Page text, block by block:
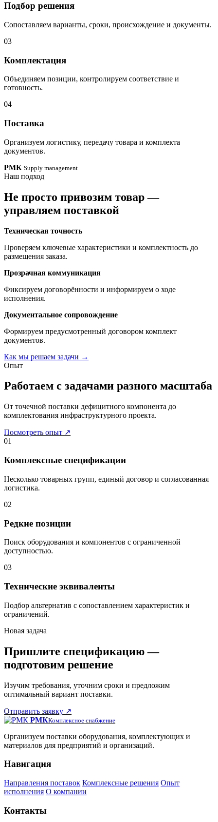
Подбор решения
Сопоставляем варианты, сроки, происхождение и документы.
03
Комплектация
Объединяем позиции, контролируем соответствие и
готовность.
04
Поставка
Организуем логистику, передачу товара и комплекта
документов.
РМК Supply management
Наш подход
Не просто привозим товар —
управляем поставкой
Техническая точность
Проверяем ключевые характеристики и комплектность до
размещения заказа.
Прозрачная коммуникация
Фиксируем договорённости и информируем о ходе
исполнения.
Документальное сопровождение
Формируем предусмотренный договором комплект
документов.
Как мы решаем задачи →
Опыт
Работаем с задачами разного масштаба
От точечной поставки дефицитного компонента до
комплектования инфраструктурного проекта.
Посмотреть опыт ↗
01
Комплексные спецификации
Несколько товарных групп, единый договор и согласованная
логистика.
02
Редкие позиции
Поиск оборудования и компонентов с ограниченной
доступностью.
03
Технические эквиваленты
Подбор альтернатив с сопоставлением характеристик и
ограничений.
Новая задача
Пришлите спецификацию —
подготовим решение
Изучим требования, уточним сроки и предложим
оптимальный вариант поставки.
Отправить заявку ↗
РМККомплексное снабжение
Организуем поставки оборудования, комплектующих и
материалов для предприятий и организаций.
Навигация
Направления поставок Комплексные решения Опыт
исполнения О компании
Контакты